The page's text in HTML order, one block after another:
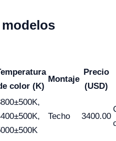
color (K)
Montaje
Precio
(USD)
Techo 3400.00